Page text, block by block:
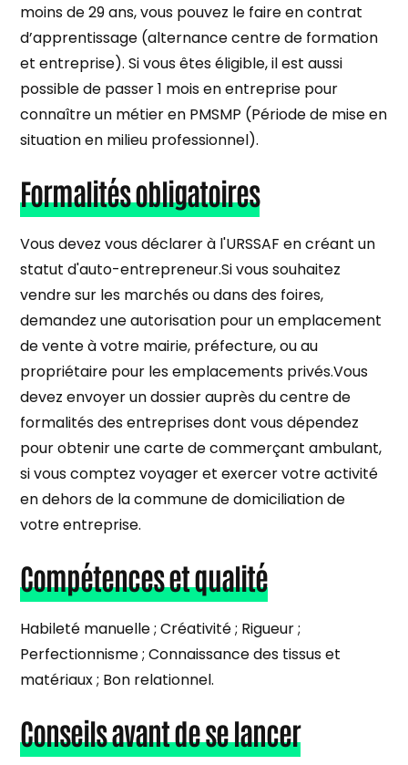
moins de 29 ans, vous pouvez le faire en contrat
d’apprentissage (alternance centre de formation
et entreprise). Si vous êtes éligible, il est aussi
possible de passer 1 mois en entreprise pour
connaître un métier en PMSMP (Période de mise en
situation en milieu professionnel).
Formalités obligatoires
Vous devez vous déclarer à l'URSSAF en créant un
statut d'auto-entrepreneur.Si vous souhaitez
vendre sur les marchés ou dans des foires,
demandez une autorisation pour un emplacement
de vente à votre mairie, préfecture, ou au
propriétaire pour les emplacements privés.Vous
devez envoyer un dossier auprès du centre de
formalités des entreprises dont vous dépendez
pour obtenir une carte de commerçant ambulant,
si vous comptez voyager et exercer votre activité
en dehors de la commune de domiciliation de
votre entreprise.
Compétences et qualité
Habileté manuelle ; Créativité ; Rigueur ;
Perfectionnisme ; Connaissance des tissus et
matériaux ; Bon relationnel.
Conseils avant de se lancer